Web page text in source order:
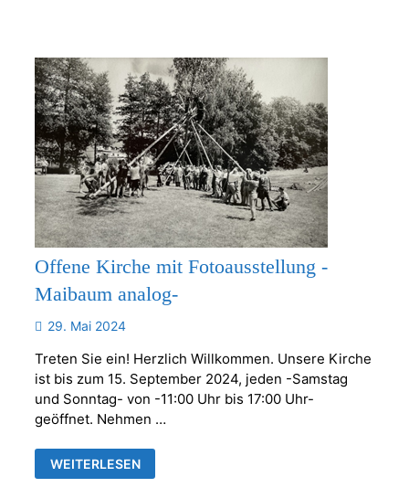
Offene Kirche mit Fotoausstellung -
Maibaum analog-
29. Mai 2024
Treten Sie ein! Herzlich Willkommen. Unsere Kirche
ist bis zum 15. September 2024, jeden -Samstag
und Sonntag- von -11:00 Uhr bis 17:00 Uhr-
geöffnet. Nehmen …
OFFENE
KIRCHE
WEITERLESEN